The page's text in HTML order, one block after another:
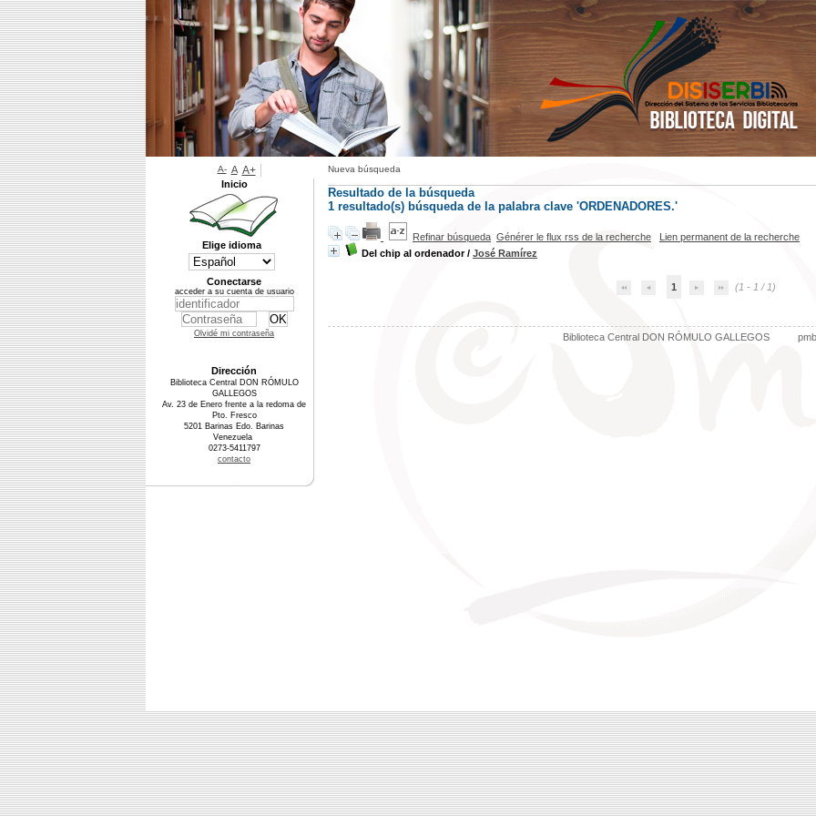
Nueva búsqueda
Resultado de la búsqueda
1 resultado(s) búsqueda de la palabra clave 'ORDENADORES.'
Refinar búsqueda Générer le flux rss de la recherche
Lien permanent de la recherche
Del chip al ordenador/ José Ramírez
1 (1 - 1 / 1)
Biblioteca Central DON RÓMULO GALLEGOS pmb
A- A A+
Inicio
Elige idioma
Conectarse
acceder a su cuenta de usuario
Olvidé mi contraseña
Dirección
Biblioteca Central DON RÓMULO
GALLEGOS
Av. 23 de Enero frente a la redoma de
Pto. Fresco
5201 Barinas Edo. Barinas
Venezuela
0273-5411797
contacto